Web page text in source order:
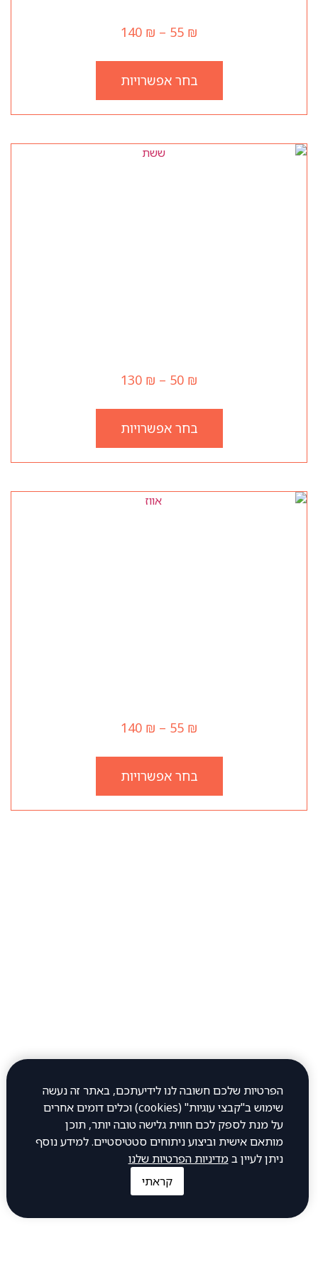
הפרטיות שלכם חשובה לנו לידיעתכם, באתר זה נעשה
שימוש ב"קבצי עוגיות" (cookies) וכלים דומים אחרים
על מנת לספק לכם חווית גלישה טובה יותר, תוכן
מותאם אישית וביצוע ניתוחים סטטיסטיים. למידע נוסף
ניתן לעיין במדיניות הפרטיות שלנו
קראתי
55 ₪
–
140 ₪
בחר אפשרויות
50 ₪
–
130 ₪
בחר אפשרויות
55 ₪
–
140 ₪
בחר אפשרויות
יום שישי 12:00–0:30
יום שבת 12:00–23:00
כתובת